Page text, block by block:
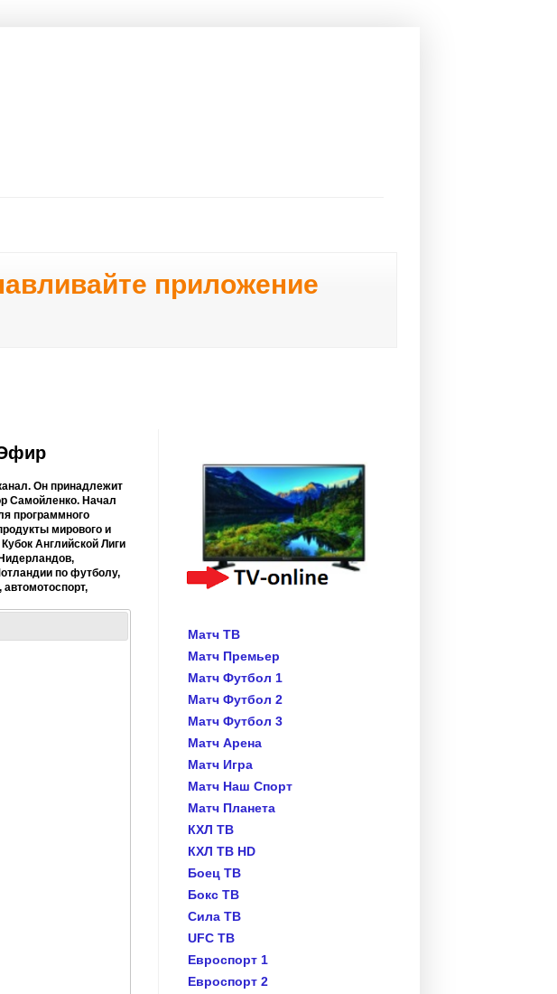
приложение
Он принадлежит
Самойленко. Начал
программного
мирового и
Английской Лиги
по футболу,
Матч ТВ
Матч Премьер
Матч Футбол 1
Матч Футбол 2
Матч Футбол 3
Матч Арена
Матч Игра
Матч Наш Спорт
Матч Планета
КХЛ ТВ
КХЛ ТВ HD
Боец ТВ
Бокс ТВ
Сила ТВ
UFC TB
Евроспорт 1
Евроспорт 2